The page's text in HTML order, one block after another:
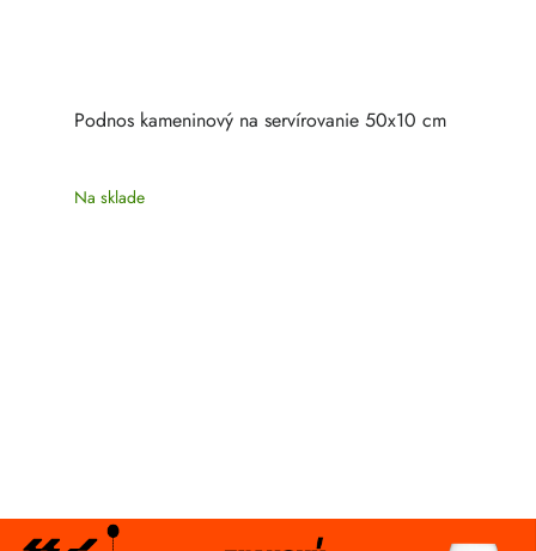
Podnos kameninový na servírovanie 50x10 cm
Na sklade